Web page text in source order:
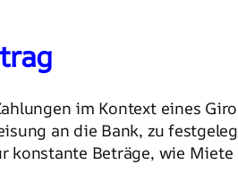
im Kontext eines
an die Bank, zu
konstante Beträge, wie